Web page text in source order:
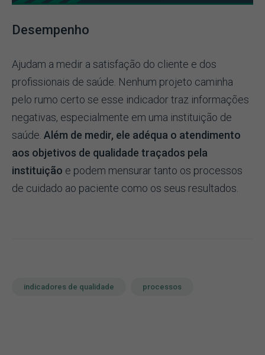
Desempenho
Ajudam a medir a satisfação do cliente e dos
profissionais de saúde. Nenhum projeto caminha
pelo rumo certo se esse indicador traz informações
negativas, especialmente em uma instituição de
saúde. Além de medir, ele adéqua o atendimento
aos objetivos de qualidade traçados pela
instituição e podem mensurar tanto os processos
de cuidado ao paciente como os seus resultados.
indicadores de qualidade processos